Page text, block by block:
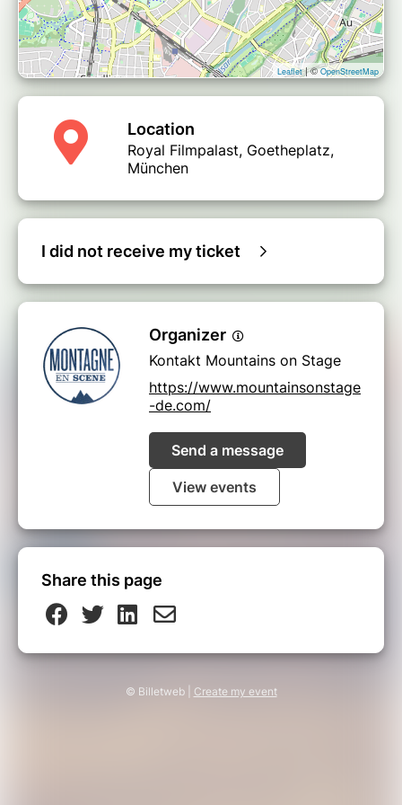
Leaflet| ©OpenStreetMap
Location
Royal Filmpalast, Goetheplatz,
München
I did not receive my ticket
Organizer
Kontakt Mountains on Stage
https://www.mountainsonstage
-de.com/
Send a message
View events
Share this page
© Billetweb | Create my event